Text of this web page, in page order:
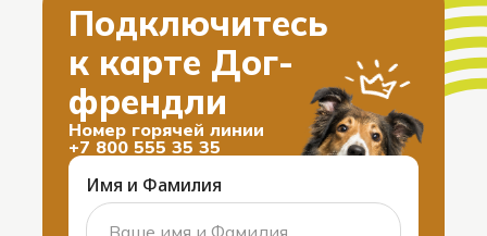
Подключитесь
к карте Дог-
френдли
Номер горячей линии
+7 800 555 35 35
Имя и Фамилия